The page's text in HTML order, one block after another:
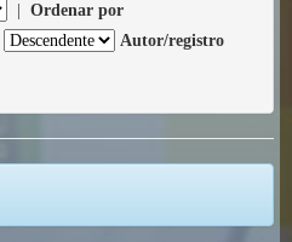
Ordenar por
Autor/registro